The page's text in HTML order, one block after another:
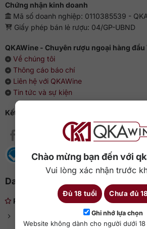
Chào mừng bạn đến với
Vui lòng xác nhận trước
Đủ 18 tuổi Chưa đủ
Ghi nhớ lựa chọn
Website không dành cho người dưới
Chứng nhận kinh doanh
Mã số doanh nghiệp: 0110385539 -
Giấy phép bán lẻ rượu: 04/GP-UBND
QKAWine - Chuyên rượu ngoại hàng đầu
Về chúng tôi
Thông cáo báo chí
Liên hệ với QKAWine
Tin tức và sự kiện
Kết nối với QKAWine
Danh mục rượu ngoại
Rượu nhẹ